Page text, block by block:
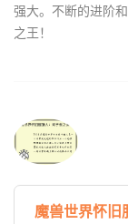
强大。不断的进阶
之王！
魔兽世界怀旧